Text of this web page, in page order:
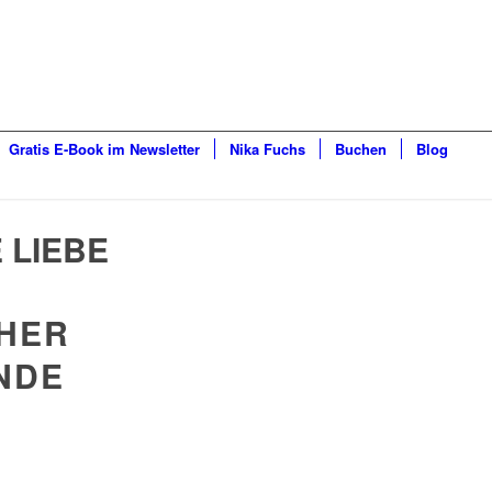
Gratis E-Book im Newsletter Nika Fuchs Buchen Blog
LIEBE